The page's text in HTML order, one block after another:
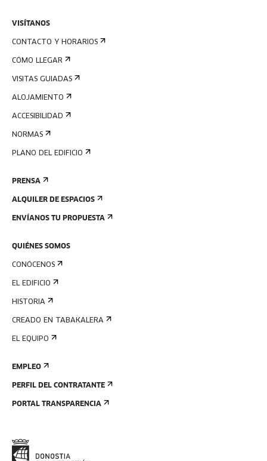
VISÍTANOS
CONTACTO Y HORARIOS
CÓMO LLEGAR
VISITAS GUIADAS
ALOJAMIENTO
ACCESIBILIDAD
NORMAS
PLANO DEL EDIFICIO
PRENSA
ALQUILER DE ESPACIOS
ENVÍANOS TU PROPUESTA
QUIÉNES SOMOS
CONÓCENOS
EL EDIFICIO
HISTORIA
CREADO EN TABAKALERA
EL EQUIPO
EMPLEO
PERFIL DEL CONTRATANTE
PORTAL TRANSPARENCIA